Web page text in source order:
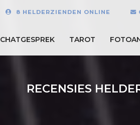
8 HELDERZIENDEN ONLINE
CHATGESPREK TAROT
RECENSIES